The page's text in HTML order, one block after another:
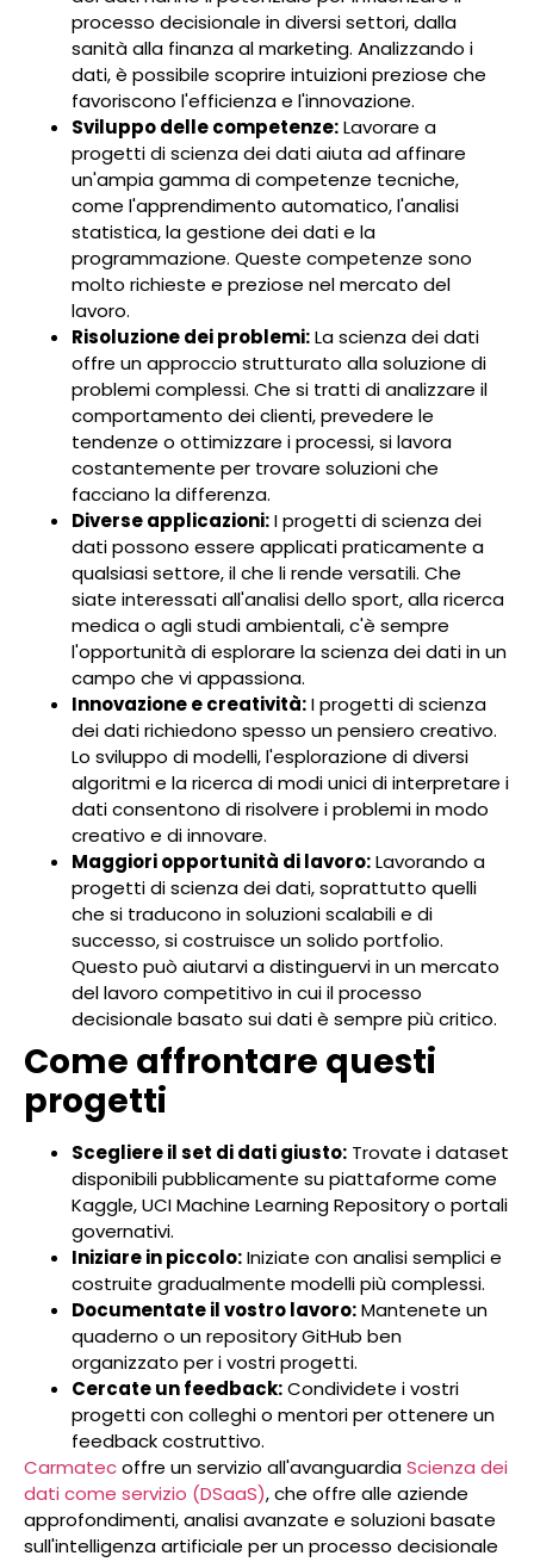
processo decisionale in diversi settori, dalla
sanità alla finanza al marketing. Analizzando i
dati, è possibile scoprire intuizioni preziose che
favoriscono l'efficienza e l'innovazione.
Sviluppo delle competenze:Lavorare a
progetti di scienza dei dati aiuta ad affinare
un'ampia gamma di competenze tecniche,
come l'apprendimento automatico, l'analisi
statistica, la gestione dei dati e la
programmazione. Queste competenze sono
molto richieste e preziose nel mercato del
lavoro.
Risoluzione dei problemi:La scienza dei dati
offre un approccio strutturato alla soluzione di
problemi complessi. Che si tratti di analizzare il
comportamento dei clienti, prevedere le
tendenze o ottimizzare i processi, si lavora
costantemente per trovare soluzioni che
facciano la differenza.
Diverse applicazioni:I progetti di scienza dei
dati possono essere applicati praticamente a
qualsiasi settore, il che li rende versatili. Che
siate interessati all'analisi dello sport, alla ricerca
medica o agli studi ambientali, c'è sempre
l'opportunità di esplorare la scienza dei dati in un
campo che vi appassiona.
Innovazione e creatività:I progetti di scienza
dei dati richiedono spesso un pensiero creativo.
Lo sviluppo di modelli, l'esplorazione di diversi
algoritmi e la ricerca di modi unici di interpretare i
dati consentono di risolvere i problemi in modo
creativo e di innovare.
Maggiori opportunità di lavoro:Lavorando a
progetti di scienza dei dati, soprattutto quelli
che si traducono in soluzioni scalabili e di
successo, si costruisce un solido portfolio.
Questo può aiutarvi a distinguervi in un mercato
del lavoro competitivo in cui il processo
decisionale basato sui dati è sempre più critico.
Come affrontare questi
progetti
Scegliere il set di dati giusto: Trovate i dataset
disponibili pubblicamente su piattaforme come
Kaggle, UCI Machine Learning Repository o portali
governativi.
Iniziare in piccolo:Iniziate con analisi semplici e
costruite gradualmente modelli più complessi.
Documentate il vostro lavoro:Mantenete un
quaderno o un repository GitHub ben
organizzato per i vostri progetti.
Cercate un feedback:Condividete i vostri
progetti con colleghi o mentori per ottenere un
feedback costruttivo.
Carmatecoffre un servizio all'avanguardiaScienza dei
dati come servizio (DSaaS), che offre alle aziende
approfondimenti, analisi avanzate e soluzioni basate
sull'intelligenza artificiale per un processo decisionale